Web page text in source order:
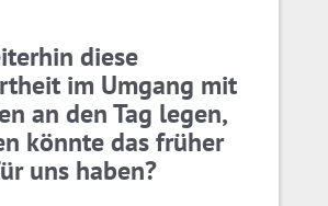
diese
im Umgang mit
an den Tag legen,
könnte das früher
uns haben?